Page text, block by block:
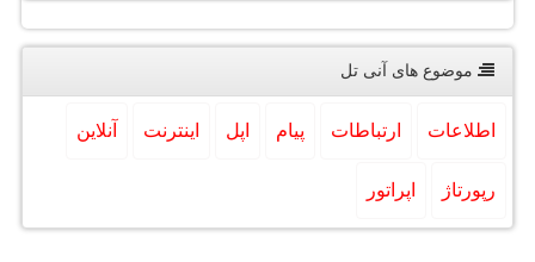
موضوع های آنی تل
اطلاعات ارتباطات پیام اپل اینترنت آنلاین
رپورتاژ اپراتور